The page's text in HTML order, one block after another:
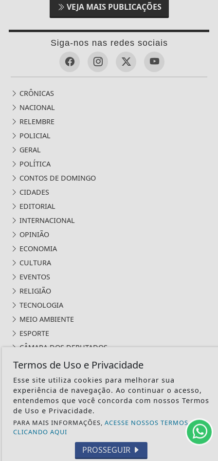
VEJA MAIS PUBLICAÇÕES
Siga-nos nas redes sociais
CRÔNICAS
NACIONAL
RELEMBRE
POLICIAL
GERAL
POLÍTICA
CONTOS DE DOMINGO
CIDADES
EDITORIAL
INTERNACIONAL
OPINIÃO
ECONOMIA
CULTURA
EVENTOS
RELIGIÃO
TECNOLOGIA
MEIO AMBIENTE
ESPORTE
CÂMARA DOS DEPUTADOS
ÁGUA PRETA 24H - TODOS OS DIREITOS RESERVADOS
TERMOS DE USO E PRIVACIDADE
EXPEDIENTE
Termos de Uso e Privacidade
Esse site utiliza cookies para melhorar sua
experiência de navegação. Ao continuar o acesso,
entendemos que você concorda com nossos Termos
de Uso e Privacidade.
PARA MAIS INFORMAÇÕES, ACESSE NOSSOS TERMOS
CLICANDO AQUI
PROSSEGUIR